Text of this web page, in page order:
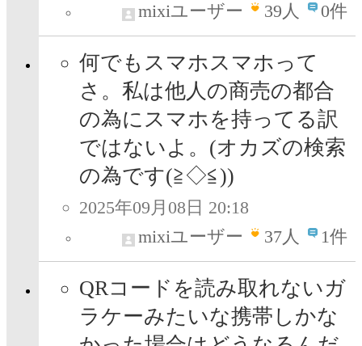
mixiユーザー
39人 0件
何でもスマホスマホって
さ。私は他人の商売の都合
の為にスマホを持ってる訳
ではないよ。(オカズの検索
の為です(≧◇≦))
2025年09月08日 20:18
mixiユーザー
37人 1件
QRコードを読み取れないガ
ラケーみたいな携帯しかな